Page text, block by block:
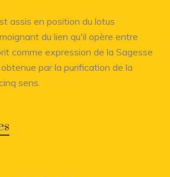
assis en position du lotus
du lien qu'il opère entre
comme expression de la Sagesse
par la purification de la
sens.